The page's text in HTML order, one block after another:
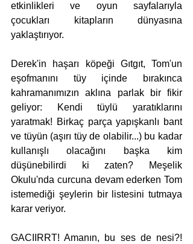
etkinlikleri ve oyun sayfalarıyla
çocukları kitapların dünyasına
yaklaştırıyor.
Derek'in haşarı köpeği Gıtgıt, Tom'un
eşofmanını tüy içinde bırakınca
kahramanımızın aklına parlak bir fikir
geliyor: Kendi tüylü yaratıklarını
yaratmak! Birkaç parça yapışkanlı bant
ve tüyün (aşırı tüy de olabilir...) bu kadar
kullanışlı olacağını başka kim
düşünebilirdi ki zaten? Meşelik
Okulu'nda curcuna devam ederken Tom
istemediği şeylerin bir listesini tutmaya
karar veriyor.
GACIIRRT! Amanın, bu ses de nesi?!